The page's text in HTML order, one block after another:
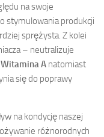
na swoje
stymulowania produkcji
sprężysta. Z kolei
– neutralizuje
Witamina A natomiast
się do poprawy
na kondycję naszej
różnorodnych